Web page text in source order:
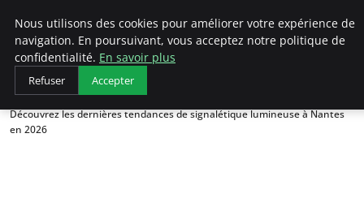
AIESEC France
Accueil
Découvrez les dernières tendances de signalétique lumineuse à Nantes
en 2026
Nous utilisons des cookies pour améliorer votre expérience de
navigation. En poursuivant, vous acceptez notre politique de
confidentialité. En savoir plus
Refuser Accepter